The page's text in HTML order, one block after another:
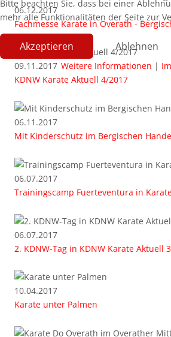
06.12.2017
Fachmesse Karate in Overath -
09.11.2017
KDNW Karate Aktuell 4/2017
06.11.2017
Mit Kinderschutz im Bergischen
06.07.2017
Trainingscamp Fuerteventura in
06.07.2017
2. KDNW-Tag in KDNW Karate Aktuell
10.04.2017
Karate unter Palmen
Bitte beachten Sie, dass bei einer
mehr alle Funktionalitäten der Seite zur
Akzeptieren Ablehnen
Weitere Informationen |